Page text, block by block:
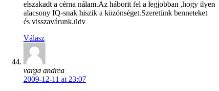
elszakadt a cérna nálam.Az háborit fel a legjobban ,hogy ilyen
alacsony IQ-snak hiszik a közönséget.Szeretünk benneteket
és visszavárunk.üdv
Válasz
varga andrea
2009-12-11 at 23:07